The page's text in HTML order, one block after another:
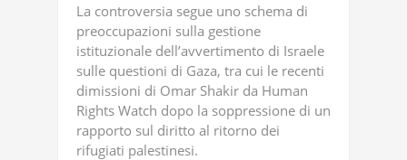
La controversia segue uno schema di
preoccupazioni sulla gestione
istituzionale dell’avvertimento di Israele
sulle questioni di Gaza, tra cui le recenti
dimissioni di Omar Shakir da Human
Rights Watch dopo la soppressione di un
rapporto sul diritto al ritorno dei
rifugiati palestinesi.